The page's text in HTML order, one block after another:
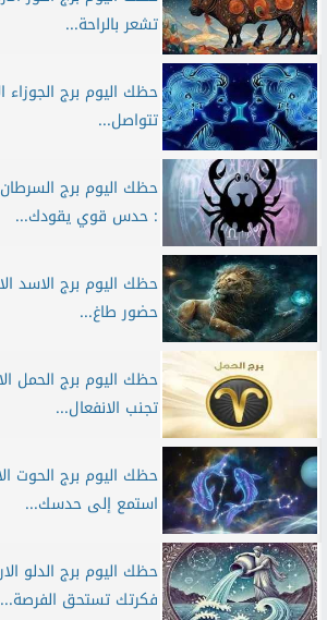
تشعر بالراحة...
تتواصل...
: حدس قوي يقودك...
حضور طاغ...
تجنب الانفعال...
استمع إلى حدسك...
فكرتك تستحق الفرصة...